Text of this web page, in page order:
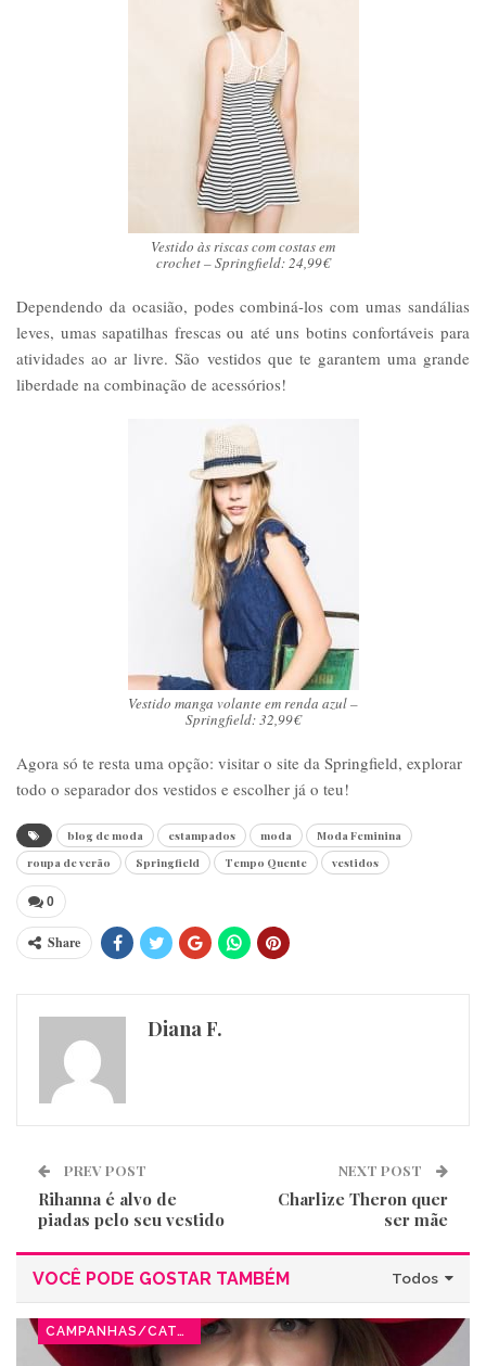
Vestido às riscas com costas em
crochet – Springfield: 24,99€
Dependendo da ocasião, podes combiná-los com umas sandálias
leves, umas sapatilhas frescas ou até uns botins confortáveis para
atividades ao ar livre. São vestidos que te garantem uma grande
liberdade na combinação de acessórios!
Vestido manga volante em renda azul –
Springfield: 32,99€
Agora só te resta uma opção: visitar o site da Springfield, explorar
todo o separador dos vestidos e escolher já o teu!
blog de moda estampados moda
Moda Feminina
roupa de verão
Springfield Tempo Quente vestidos
0
Share
Diana F.
PREV POST
Rihanna é alvo de
piadas pelo seu vestido
NEXT POST
Charlize Theron quer
ser mãe
Todos
VOCÊ PODE GOSTAR TAMBÉM
CAMPANHAS/CATÁLOGOS